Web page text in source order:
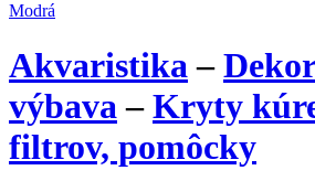
Modrá
Akvaristika –
výbava –Kryty
filtrov, pomôcky